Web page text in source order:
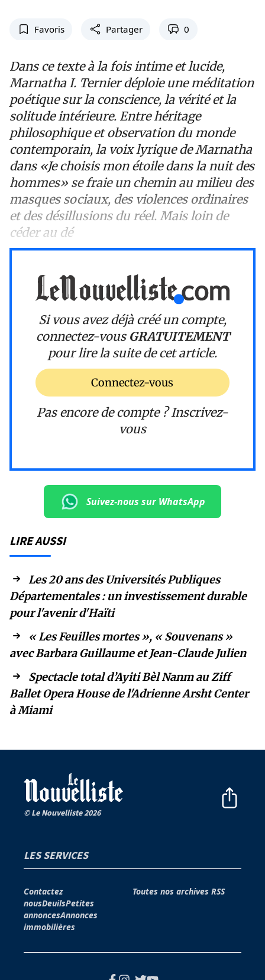
Favoris Partager 0
Dans ce texte à la fois intime et lucide,
Marnatha I. Ternier déploie une méditation
poétique sur la conscience, la vérité et la
solitude intérieure. Entre héritage
philosophique et observation du monde
contemporain, la voix lyrique de Marnatha
dans «Je choisis mon étoile dans la nuit des
hommes» se fraie un chemin au milieu des
masques sociaux, des violences ordinaires
et des désillusions du réel. Mais loin de
céder au dé
Si vous avez déjà créé un compte,
connectez-vous GRATUITEMENT
pour lire la suite de cet article.
Connectez-vous
Pas encore de compte ?Inscrivez-
vous
Suivez-nous sur WhatsApp
LIRE AUSSI
Les 20 ans des Universités Publiques
Départementales : un investissement durable
pour l'avenir d'Haïti
« Les Feuilles mortes », « Souvenans »
avec Barbara Guillaume et Jean-Claude Julien
Spectacle total d’Ayiti Bèl Nanm au Ziff
Ballet Opera House de l'Adrienne Arsht Center
à Miami
© Le Nouvelliste 2026
LES SERVICES
Contactez
nousDeuilsPetites
annoncesAnnonces
immobilières
Toutes nos archives RSS